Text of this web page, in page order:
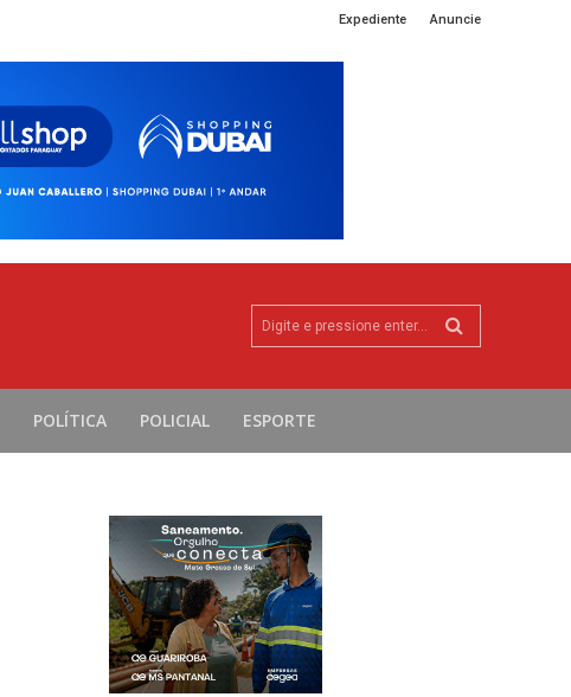
Expediente Anuncie
Digite e pressione enter...
POLÍTICA POLICIAL ESPORTE